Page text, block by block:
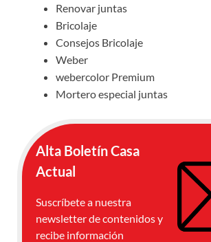
Renovar juntas
Bricolaje
Consejos Bricolaje
Weber
webercolor Premium
Mortero especial juntas
Alta Boletín Casa
Actual
Suscríbete a nuestra
newsletter de contenidos y
recibe información